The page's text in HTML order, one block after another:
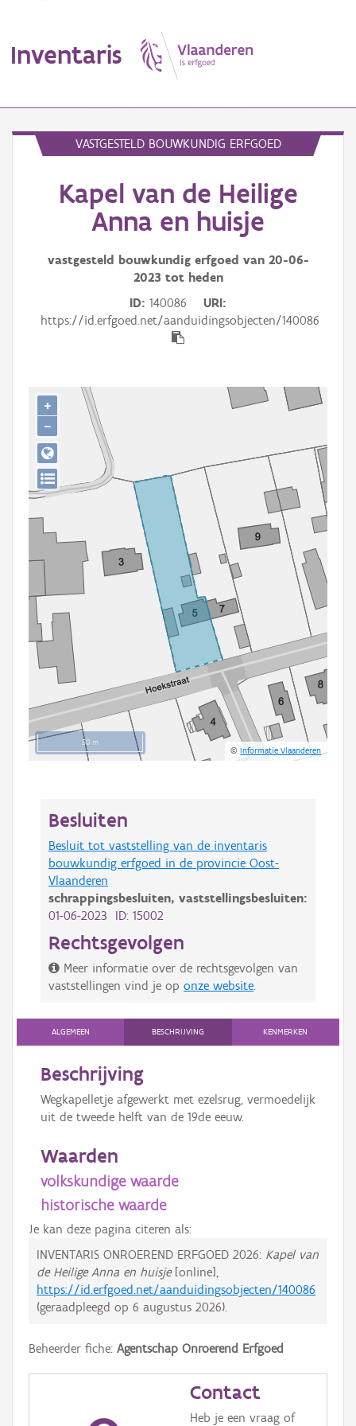
Inventaris
Erfgoedobject
Aanduidingsobject
Waarneming
Gebeurtenis
Downloads
Hergebruik
Aanmelden
VASTGESTELD BOUWKUNDIG ERFGOED
Kapel van de Heilige
Anna en huisje
vastgesteld bouwkundig erfgoed van 20-06-
2023 tot heden
ID 140086
URI
https://id.erfgoed.net/aanduidingsobjecten/140086
50 m
©Informatie Vlaanderen
+
−
Besluiten
Besluit tot vaststelling van de inventaris
bouwkundig erfgoed in de provincie Oost-
Vlaanderen
schrappingsbesluiten, vaststellingsbesluiten:
01-06-2023 ID: 15002
Rechtsgevolgen
Meer informatie over de rechtsgevolgen van
vaststellingen vind je op onze website
ALGEMEEN BESCHRIJVING KENMERKEN
Beschrijving
Wegkapelletje afgewerkt met ezelsrug, vermoedelijk
uit de tweede helft van de 19de eeuw.
Waarden
volkskundige waarde
historische waarde
Je kan deze pagina citeren als:
INVENTARIS ONROEREND ERFGOED 2026: Kapel van
de Heilige Anna en huisje[online],
https://id.erfgoed.net/aanduidingsobjecten/140086
(geraadpleegd op 6 augustus 2026).
Beheerder fiche: Agentschap Onroerend Erfgoed
Contact
Heb je een vraag of